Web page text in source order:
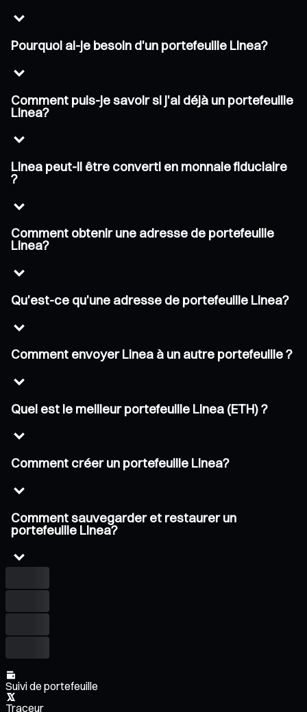
Pourquoi ai-je besoin d'un portefeuille Linea?
Comment puis-je savoir si j'ai déjà un portefeuille
Linea?
Linea peut-il être converti en monnaie fiduciaire
?
Comment obtenir une adresse de portefeuille
Linea?
Qu'est-ce qu'une adresse de portefeuille Linea?
Comment envoyer Linea à un autre portefeuille ?
Quel est le meilleur portefeuille Linea (ETH) ?
Comment créer un portefeuille Linea?
Comment sauvegarder et restaurer un
portefeuille Linea?
Suivi de portefeuille
Traceur